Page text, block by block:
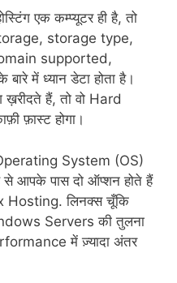
एक कम्प्यूटर ही है, तो
storage type,
supported,
में ध्यान डेटा होता है।
हैं, तो वो Hard
फ़ास्ट होगा।
System (OS)
से आपके पास दो ऑप्शन होते हैं
लिनक्स चूँकि
Servers की तुलना
में ज़्यादा अंतर